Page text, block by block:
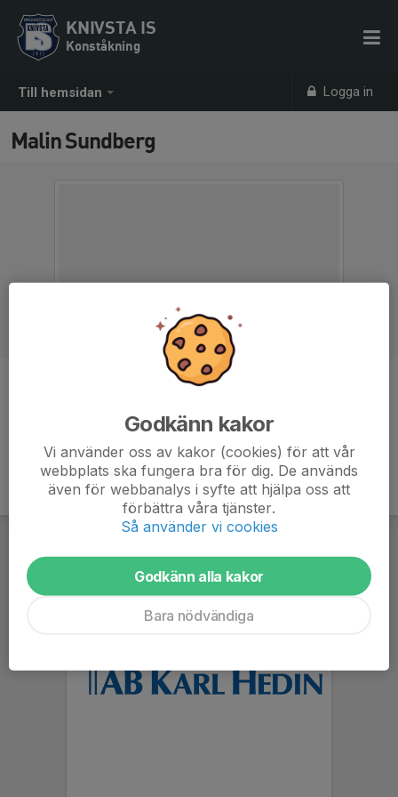
Till hemsidan Logga in
KNIVSTA IS
Konståkning
Malin Sundberg
Godkänn kakor
Vi använder oss av kakor (cookies) för att vår
webbplats ska fungera bra för dig. De används
även för webbanalys i syfte att hjälpa oss att
förbättra våra tjänster.
Så använder vi cookies
Godkänn alla kakor
Bara nödvändiga